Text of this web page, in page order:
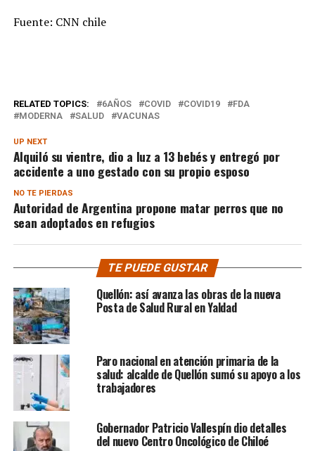
Fuente: CNN chile
RELATED TOPICS: 6AÑOS COVID COVID19
FDA
MODERNA
SALUD VACUNAS
UP NEXT
Alquiló su vientre, dio a luz a 13 bebés y entregó por
accidente a uno gestado con su propio esposo
NO TE PIERDAS
Autoridad de Argentina propone matar perros que no
sean adoptados en refugios
TE PUEDE GUSTAR
Quellón: así avanza las obras de la nueva
Posta de Salud Rural en Yaldad
Paro nacional en atención primaria de la
salud: alcalde de Quellón sumó su apoyo a los
trabajadores
Gobernador Patricio Vallespín dio detalles
del nuevo Centro Oncológico de Chiloé